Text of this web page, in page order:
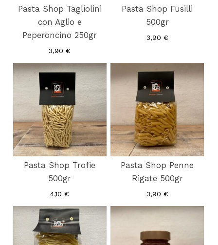
Pasta Shop Tagliolini
con Aglio e
Peperoncino 250gr
3,90€
Pasta Shop Fusilli
500gr
3,90 €
Pasta Shop Trofie
500gr
4,10€
Pasta Shop Penne
Rigate 500gr
3,90 €